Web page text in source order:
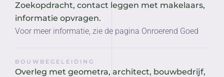
Zoekopdracht, contact leggen met makelaars,
informatie opvragen.
Voor meer informatie, zie de pagina Onroerend Goed
BOUWBEGELEIDING
Overleg met geometra, architect, bouwbedrijf,